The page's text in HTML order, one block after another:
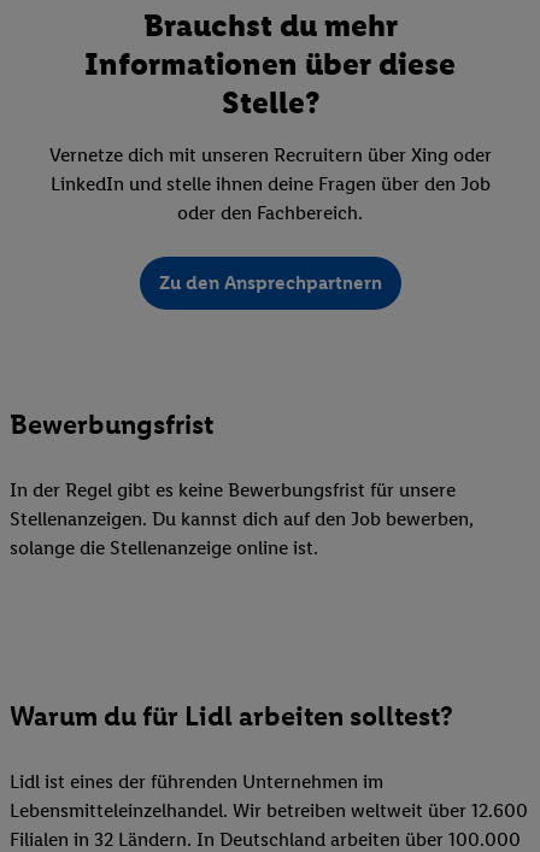
Brauchst du mehr
Informationen über diese
Stelle?
Vernetze dich mit unseren Recruitern über Xing oder
LinkedIn und stelle ihnen deine Fragen über den Job
oder den Fachbereich.
Zu den Ansprechpartnern
Bewerbungsfrist
In der Regel gibt es keine Bewerbungsfrist für unsere
Stellenanzeigen. Du kannst dich auf den Job bewerben,
solange die Stellenanzeige online ist.
Warum du für Lidl arbeiten solltest?
Lidl ist eines der führenden Unternehmen im
Lebensmitteleinzelhandel. Wir betreiben weltweit über 12.600
Filialen in 32 Ländern. In Deutschland arbeiten über 100.000